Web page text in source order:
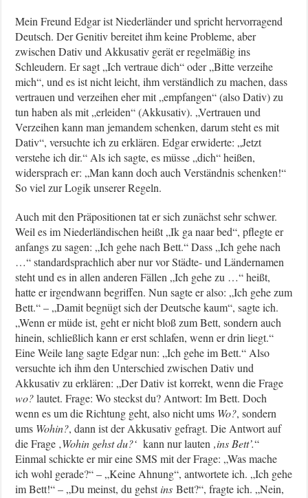
Mein Freund Edgar ist Niederländer und spricht hervorragend
Deutsch. Der Genitiv bereitet ihm keine Probleme, aber
zwischen Dativ und Akkusativ gerät er regelmäßig ins
Schleudern. Er sagt „Ich vertraue dich“ oder „Bitte verzeihe
mich“, und es ist nicht leicht, ihm verständlich zu machen, dass
vertrauen und verzeihen eher mit „empfangen“ (also Dativ) zu
tun haben als mit „erleiden“ (Akkusativ). „Vertrauen und
Verzeihen kann man jemandem schenken, darum steht es mit
Dativ“, versuchte ich zu erklären. Edgar erwiderte: „Jetzt
verstehe ich dir.“ Als ich sagte, es müsse „dich“ heißen,
widersprach er: „Man kann doch auch Verständnis schenken!“
So viel zur Logik unserer Regeln.
Auch mit den Präpositionen tat er sich zunächst sehr schwer.
Weil es im Niederländischen heißt „Ik ga naar bed“, pflegte er
anfangs zu sagen: „Ich gehe nach Bett.“ Dass „Ich gehe nach
…“ standardsprachlich aber nur vor Städte- und Ländernamen
steht und es in allen anderen Fällen „Ich gehe zu …“ heißt,
hatte er irgendwann begriffen. Nun sagte er also: „Ich gehe zum
Bett.“ – „Damit begnügt sich der Deutsche kaum“, sagte ich.
„Wenn er müde ist, geht er nicht bloß zum Bett, sondern auch
hinein, schließlich kann er erst schlafen, wenn er drin liegt.“
Eine Weile lang sagte Edgar nun: „Ich gehe im Bett.“ Also
versuchte ich ihm den Unterschied zwischen Dativ und
Akkusativ zu erklären: „Der Dativ ist korrekt, wenn die Frage
wo?lautet. Frage: Wo steckst du? Antwort: Im Bett. Doch
wenn es um die Richtung geht, also nicht ums Wo?, sondern
ums Wohin?, dann ist der Akkusativ gefragt. Die Antwort auf
die Frage ‚Wohin gehst du?‘kann nur lauten ‚ins Bett’.“
Einmal schickte er mir eine SMS mit der Frage: „Was mache
ich wohl gerade?“ – „Keine Ahnung“, antwortete ich. „Ich gehe
im Bett!“ – „Du meinst, du gehstins Bett?“, fragte ich. „Nein,